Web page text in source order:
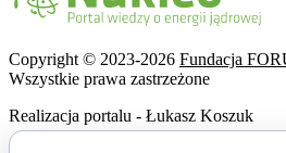
Copyright © 2023-2026 Fundacja
Wszystkie prawa zastrzeżone
Realizacja portalu - Łukasz Koszuk